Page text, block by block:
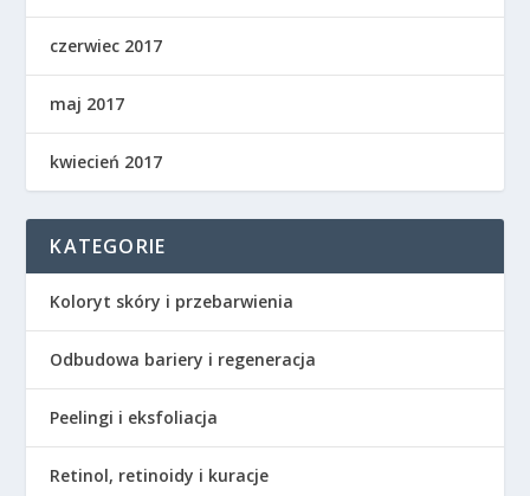
czerwiec 2017
maj 2017
kwiecień 2017
KATEGORIE
Koloryt skóry i przebarwienia
Odbudowa bariery i regeneracja
Peelingi i eksfoliacja
Retinol, retinoidy i kuracje